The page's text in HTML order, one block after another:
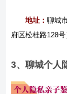
地址：聊城
府区松桂路128号
3、聊城个人